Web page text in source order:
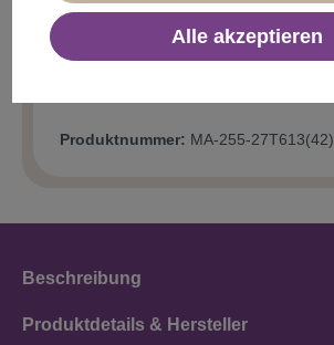
Produktnummer: MA-255-27T613(42)
Beschreibung
Produktdetails & Hersteller
Alle akzeptieren